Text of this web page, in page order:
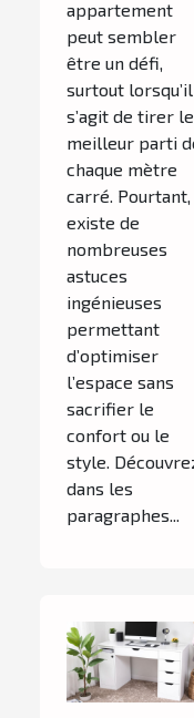
appartement
peut sembler
être un défi,
surtout lorsqu’il
s’agit de tirer le
meilleur parti
chaque mètre
carré.
existe de
nombreuses
astuces
ingénieuses
permettant
d’optimiser
l’espace sans
sacrifier le
confort ou le
style.
dans les
paragraphes...